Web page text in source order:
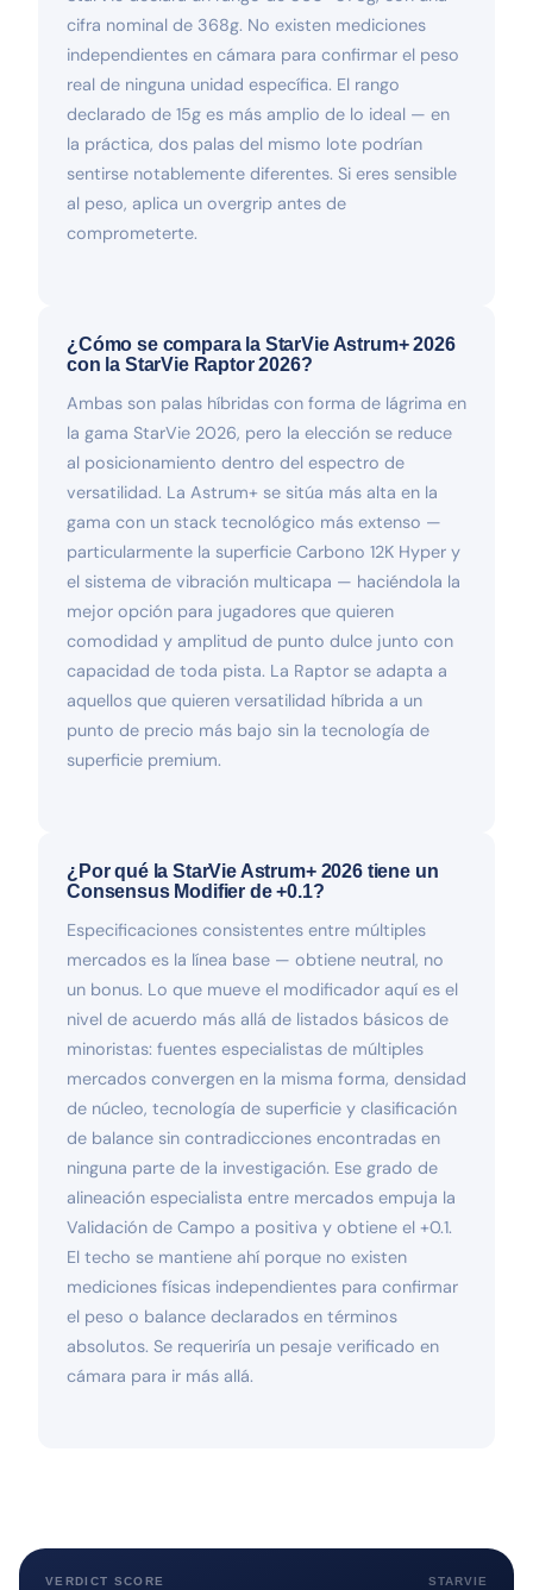
cifra nominal de 368g. No existen mediciones
independientes en cámara para confirmar el peso
real de ninguna unidad específica. El rango
declarado de 15g es más amplio de lo ideal — en
la práctica, dos palas del mismo lote podrían
sentirse notablemente diferentes. Si eres sensible
al peso, aplica un overgrip antes de
comprometerte.
¿Cómo se compara la StarVie Astrum+ 2026
con la StarVie Raptor 2026?
Ambas son palas híbridas con forma de lágrima en
la gama StarVie 2026, pero la elección se reduce
al posicionamiento dentro del espectro de
versatilidad. La Astrum+ se sitúa más alta en la
gama con un stack tecnológico más extenso —
particularmente la superficie Carbono 12K Hyper y
el sistema de vibración multicapa — haciéndola la
mejor opción para jugadores que quieren
comodidad y amplitud de punto dulce junto con
capacidad de toda pista. La Raptor se adapta a
aquellos que quieren versatilidad híbrida a un
punto de precio más bajo sin la tecnología de
superficie premium.
¿Por qué la StarVie Astrum+ 2026 tiene un
Consensus Modifier de +0.1?
Especificaciones consistentes entre múltiples
mercados es la línea base — obtiene neutral, no
un bonus. Lo que mueve el modificador aquí es el
nivel de acuerdo más allá de listados básicos de
minoristas: fuentes especialistas de múltiples
mercados convergen en la misma forma, densidad
de núcleo, tecnología de superficie y clasificación
de balance sin contradicciones encontradas en
ninguna parte de la investigación. Ese grado de
alineación especialista entre mercados empuja la
Validación de Campo a positiva y obtiene el +0.1.
El techo se mantiene ahí porque no existen
mediciones físicas independientes para confirmar
el peso o balance declarados en términos
absolutos. Se requeriría un pesaje verificado en
cámara para ir más allá.
VERDICT SCORE STARVIE